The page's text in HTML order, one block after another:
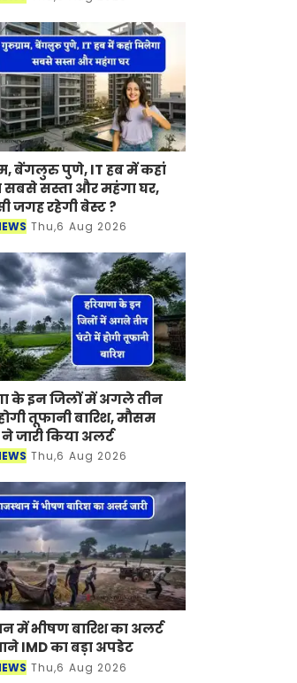
भारतीय बाजा
बेंगलुरु पुणे, IT हब में कहां
सबसे सस्ता और महंगा घर,
जगह रहेगी बेस्ट ?
Thu,6 Aug 2026
के इन जिलों में अगले तीन
तूफानी बारिश, मौसम
जारी किया अलर्ट
Thu,6 Aug 2026
में भीषण बारिश का अलर्ट
IMD का बड़ा अपडेट
Thu,6 Aug 2026